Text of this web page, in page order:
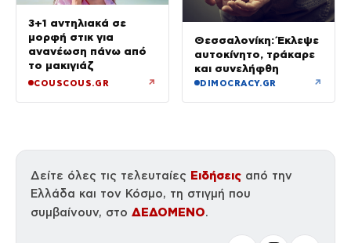
3+1 αντηλιακά σε
μορφή στικ για
ανανέωση πάνω από
το μακιγιάζ
COUSCOUS.GR ↗
Θεσσαλονίκη: Έκλεψε
αυτοκίνητο, τράκαρε
και συνελήφθη
DIMOCRACY.GR ↗
Δείτε όλες τις τελευταίες Ειδήσεις από την
Ελλάδα και τον Κόσμο, τη στιγμή που
συμβαίνουν, στο ΔΕΔΟΜΕΝΟ.